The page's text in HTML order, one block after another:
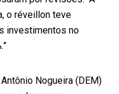
o réveillon teve
investimentos no
Nogueira (DEM)